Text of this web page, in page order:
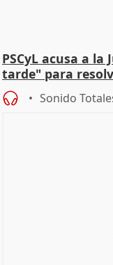
PSCyL acusa a
tarde" para
Sonido